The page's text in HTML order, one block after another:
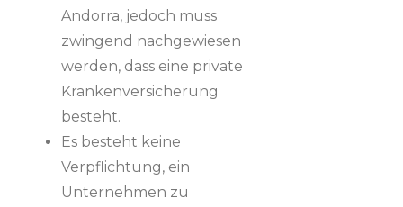
Andorra, jedoch muss
zwingend nachgewiesen
werden, dass eine private
Krankenversicherung
besteht.
Es besteht keine
Verpflichtung, ein
Unternehmen zu